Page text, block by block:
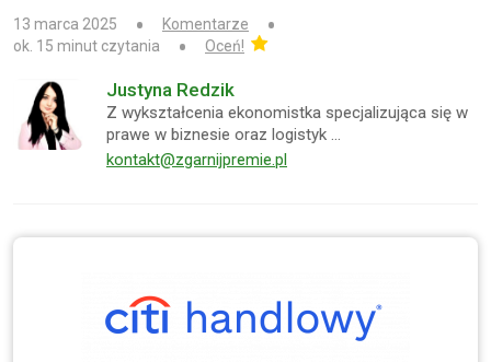
13 marca 2025
Komentarze
ok. 15 minut czytania
Oceń!
Justyna Redzik
Z wykształcenia ekonomistka specjalizująca się w
prawe w biznesie oraz logistyk …
kontakt@zgarnijpremie.pl